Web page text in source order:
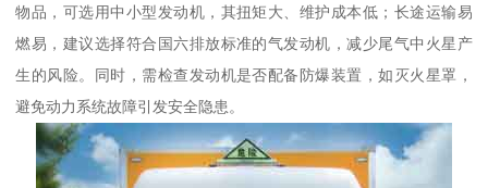
物品，可选用中小型发动机，其扭矩大、维护成本低；长途运输易
燃易，建议选择符合国六排放标准的气发动机，减少尾气中火星产
生的风险。同时，需检查发动机是否配备防爆装置，如灭火星罩，
避免动力系统故障引发安全隐患。​